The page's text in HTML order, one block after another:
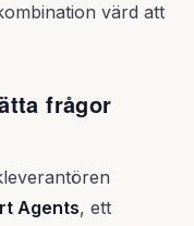
värd att
frågor
Agents, ett